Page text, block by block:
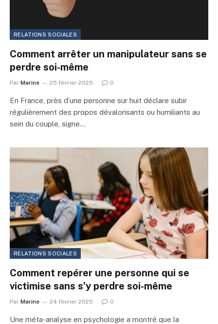
RELATIONS SOCIALES
Comment arrêter un manipulateur sans se
perdre soi-même
Par Marine 25 février 2025 0
En France, près d’une personne sur huit déclare subir
régulièrement des propos dévalorisants ou humiliants au
sein du couple, signe…
RELATIONS SOCIALES
Comment repérer une personne qui se
victimise sans s’y perdre soi-même
Par Marine 24 février 2025 0
Une méta-analyse en psychologie a montré que la